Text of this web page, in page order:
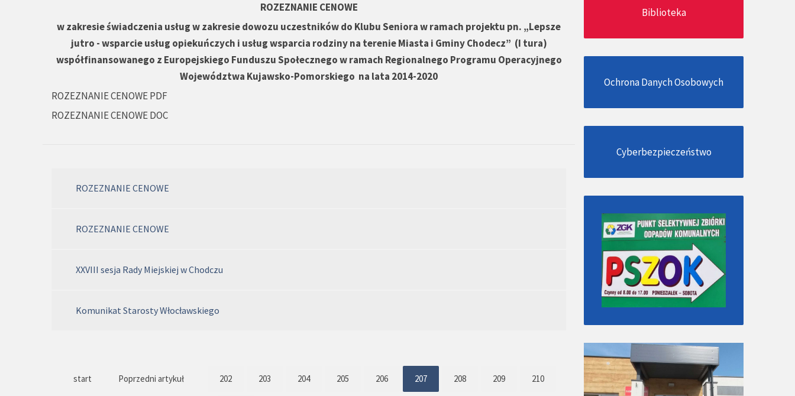
ROZEZNANIE CENOWE
w zakresie świadczenia usług w zakresie dowozu uczestników do Klubu Seniora w ramach projektu pn. „Lepsze
jutro - wsparcie usług opiekuńczych i usług wsparcia rodziny na terenie Miasta i Gminy Chodecz” (I tura)
współfinansowanego z Europejskiego Funduszu Społecznego w ramach Regionalnego Programu Operacyjnego
Województwa Kujawsko-Pomorskiego na lata 2014-2020
ROZEZNANIE CENOWE PDF
ROZEZNANIE CENOWE DOC
ROZEZNANIE CENOWE
ROZEZNANIE CENOWE
XXVIII sesja Rady Miejskiej w Chodczu
Komunikat Starosty Włocławskiego
start Poprzedni artykuł 202 203 204 205 206 207 208 209 210
Biblioteka
Ochrona Danych Osobowych
Cyberbezpieczeństwo